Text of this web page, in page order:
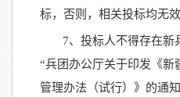
标，否则，相关投标均无效
7、投标人不得存在新
“兵团办公厅关于印发《新
管理办法（试行）》的通